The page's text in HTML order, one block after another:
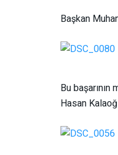
Başkan
Bu
Hasan